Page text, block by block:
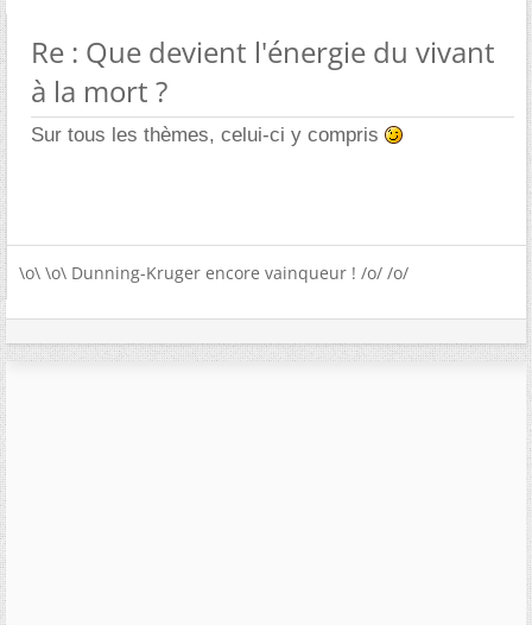
Re : Que devient l'énergie du vivant
à la mort ?
Sur tous les thèmes, celui-ci y compris
\o\ \o\ Dunning-Kruger encore vainqueur ! /o/ /o/